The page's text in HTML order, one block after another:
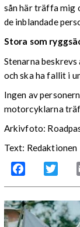
sån här träffa mig
de inblandade
Stora som
Stenarna
och ska ha fallit i
Ingen av
motorcyklarna
Arkivfoto:
Text: Redaktionen
Facebook